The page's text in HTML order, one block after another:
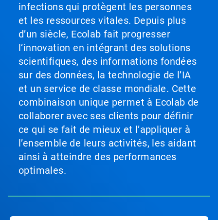
infections qui protègent les personnes
et les ressources vitales. Depuis plus
d’un siècle, Ecolab fait progresser
l’innovation en intégrant des solutions
scientifiques, des informations fondées
sur des données, la technologie de l’IA
et un service de classe mondiale. Cette
combinaison unique permet à Ecolab de
collaborer avec ses clients pour définir
ce qui se fait de mieux et l’appliquer à
l’ensemble de leurs activités, les aidant
ainsi à atteindre des performances
optimales.